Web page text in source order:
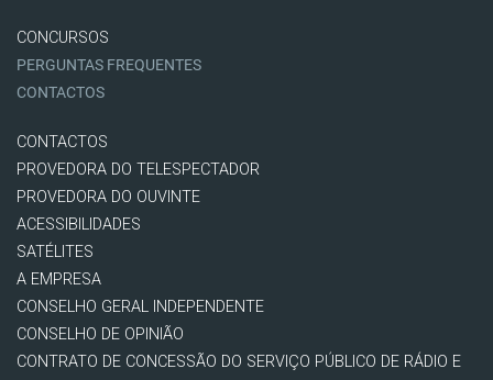
CONCURSOS
PERGUNTAS FREQUENTES
CONTACTOS
CONTACTOS
PROVEDORA DO TELESPECTADOR
PROVEDORA DO OUVINTE
ACESSIBILIDADES
SATÉLITES
A EMPRESA
CONSELHO GERAL INDEPENDENTE
CONSELHO DE OPINIÃO
CONTRATO DE CONCESSÃO DO SERVIÇO PÚBLICO DE RÁDIO E